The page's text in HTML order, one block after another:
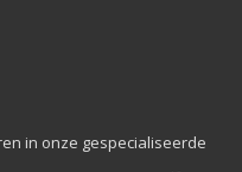
in onze gespecialiseerde